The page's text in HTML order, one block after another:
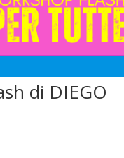
di DIEGO